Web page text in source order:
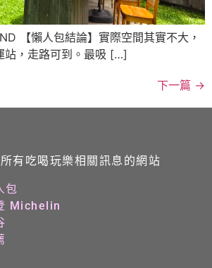
【懶人包結論】實際空間其實不大，
站，走路可到。最吸 […]
下一篇 →
有吃喝玩樂相關訊息的網站
包
Michelin